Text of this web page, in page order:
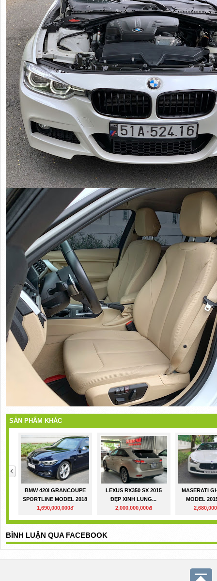
SẢN PHẨM KHÁC
BMW 420I GRANCOUPE
SPORTLINE MODEL 2018
1,690,000,000đ
LEXUS RX350 SX 2015
ĐẸP XINH LUNG...
2,000,000,000đ
MASERATI
MODEL
BÌNH LUẬN QUA FACEBOOK